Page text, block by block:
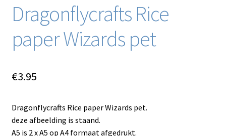
Dragonflycrafts Rice
paper Wizards pet
€3.95
Dragonflycrafts Rice paper Wizards pet.
deze afbeelding is staand.
A5 is 2 x A5 op A4 formaat afgedrukt.